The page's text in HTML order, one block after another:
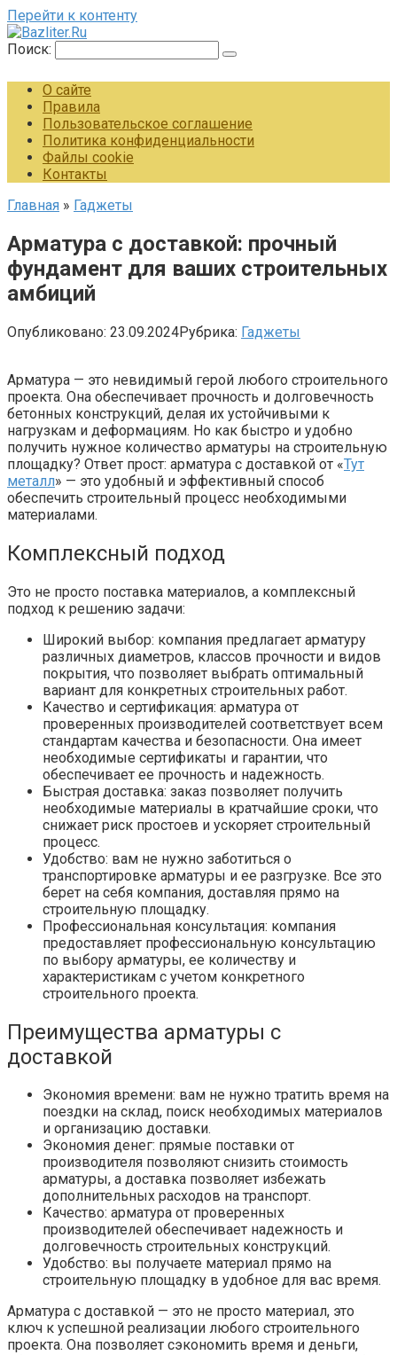
Перейти к контенту
Поиск:
О сайте
Правила
Пользовательское соглашение
Политика конфиденциальности
Файлы cookie
Контакты
Главная » Гаджеты
Арматура с доставкой: прочный
фундамент для ваших строительных
амбиций
Опубликовано: 23.09.2024Рубрика: Гаджеты
Арматура — это невидимый герой любого строительного
проекта. Она обеспечивает прочность и долговечность
бетонных конструкций, делая их устойчивыми к
нагрузкам и деформациям. Но как быстро и удобно
получить нужное количество арматуры на строительную
площадку? Ответ прост: арматура с доставкой от «Тут
металл» — это удобный и эффективный способ
обеспечить строительный процесс необходимыми
материалами.
Комплексный подход
Это не просто поставка материалов, а комплексный
подход к решению задачи:
Широкий выбор: компания предлагает арматуру
различных диаметров, классов прочности и видов
покрытия, что позволяет выбрать оптимальный
вариант для конкретных строительных работ.
Качество и сертификация: арматура от
проверенных производителей соответствует всем
стандартам качества и безопасности. Она имеет
необходимые сертификаты и гарантии, что
обеспечивает ее прочность и надежность.
Быстрая доставка: заказ позволяет получить
необходимые материалы в кратчайшие сроки, что
снижает риск простоев и ускоряет строительный
процесс.
Удобство: вам не нужно заботиться о
транспортировке арматуры и ее разгрузке. Все это
берет на себя компания, доставляя прямо на
строительную площадку.
Профессиональная консультация: компания
предоставляет профессиональную консультацию
по выбору арматуры, ее количеству и
характеристикам с учетом конкретного
строительного проекта.
Преимущества арматуры с
доставкой
Экономия времени: вам не нужно тратить время на
поездки на склад, поиск необходимых материалов
и организацию доставки.
Экономия денег: прямые поставки от
производителя позволяют снизить стоимость
арматуры, а доставка позволяет избежать
дополнительных расходов на транспорт.
Качество: арматура от проверенных
производителей обеспечивает надежность и
долговечность строительных конструкций.
Удобство: вы получаете материал прямо на
строительную площадку в удобное для вас время.
Арматура с доставкой — это не просто материал, это
ключ к успешной реализации любого строительного
проекта. Она позволяет сэкономить время и деньги,